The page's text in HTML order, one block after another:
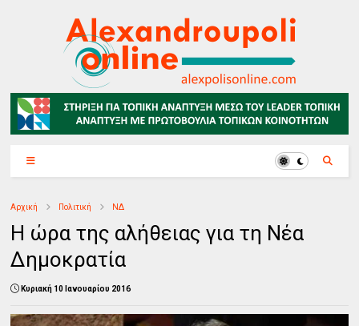
Αρχική Πολιτική ΝΔ
Η ώρα της αλήθειας για τη Νέα
Δημοκρατία
Κυριακή 10 Ιανουαρίου 2016